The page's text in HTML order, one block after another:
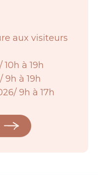
aux visiteurs
à 19h
9h à 19h
9h à 17h